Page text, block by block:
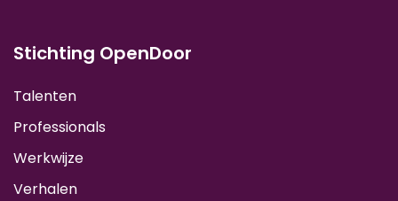
Stichting OpenDoor
Talenten
Professionals
Werkwijze
Verhalen